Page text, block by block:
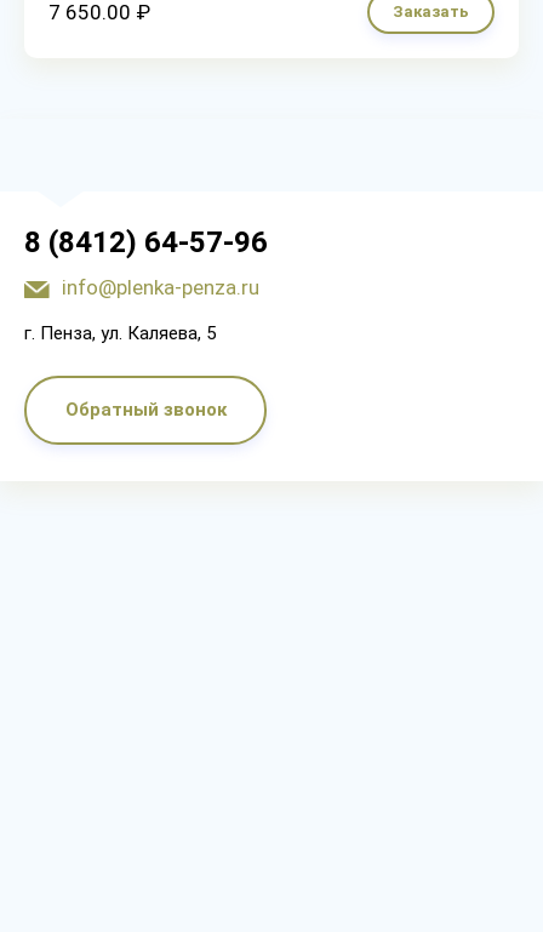
7 650.00 ₽ Заказать
8 (8412) 64-57-96
info@plenka-penza.ru
г. Пенза, ул. Каляева, 5
Обратный звонок